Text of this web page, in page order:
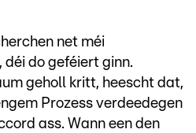
net méi
déi do geféiert ginn.
geholl kritt, heescht dat,
Prozess verdeedegen
ass. Wann een den